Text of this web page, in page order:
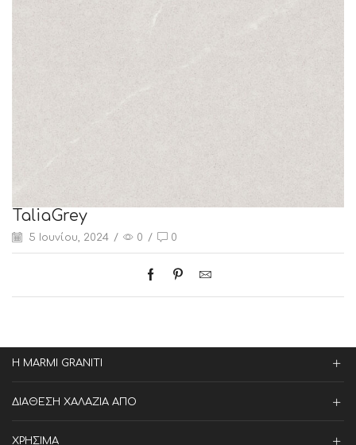
TaliaGrey
5 Ιουνίου, 2024 / 0 / 0
Η MARMI GRANITI
ΔΙΑΘΕΣΗ ΧΑΛΑΖΙΑ ΑΠΟ
ΧΡΗΣΙΜΑ